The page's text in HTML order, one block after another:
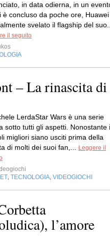
in data odierna, in un
è concluso da poche ore, Huawei
svelato il flagship del
il seguito
– La rinascita di
LerdaStar Wars è una serie
sotto tutti gli aspetti. Nonostante i
migliori siano usciti prima della
di molti dei suoi fan,...
Leggere il
TECNOLOGIA VIDEOGIOCHI
l’amore